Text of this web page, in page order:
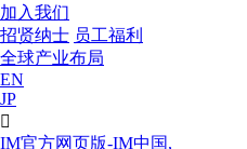
加入我们
招贤纳士 员工福利
全球产业布局
EN
JP

IM官方网页版-IM中国,